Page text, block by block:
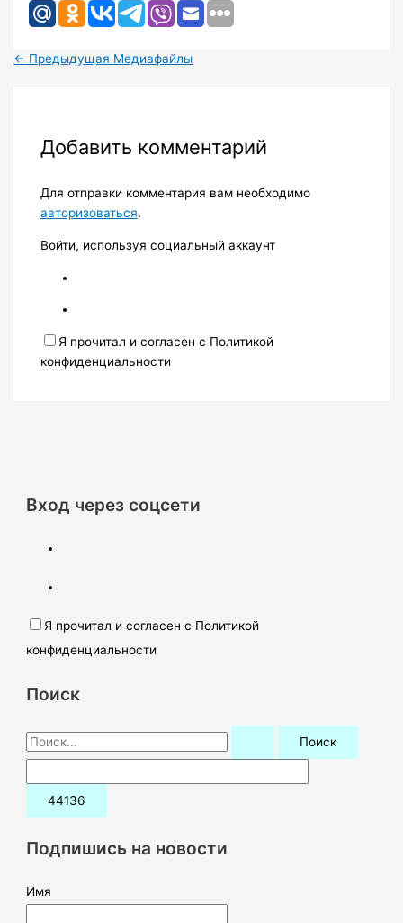
← Предыдущая Медиафайлы
Добавить комментарий
Для отправки комментария вам необходимо
авторизоваться.
Войти, используя социальный аккаунт
Я прочитал и согласен с Политикой
конфиденциальности
Вход через соцсети
Я прочитал и согласен с Политикой
конфиденциальности
Поиск
П
о
и
:Подпишись на новости
Имя